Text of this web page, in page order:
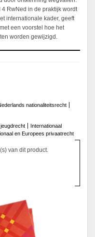
RwNed in de praktijk wordt
internationale kader, geeft
een voorstel hoe het
worden gewijzigd.
nationaliteitsrecht
Internationaal
en Europees privaatrecht
van dit product.